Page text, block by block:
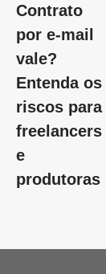
Contrato
por e-mail
vale?
Entenda os
riscos para
freelancers
e
produtoras